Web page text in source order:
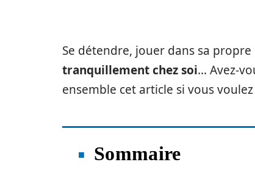
Se détendre, jouer dans sa
tranquillement chez soi… Avez-
ensemble cet article si vous
Sommaire